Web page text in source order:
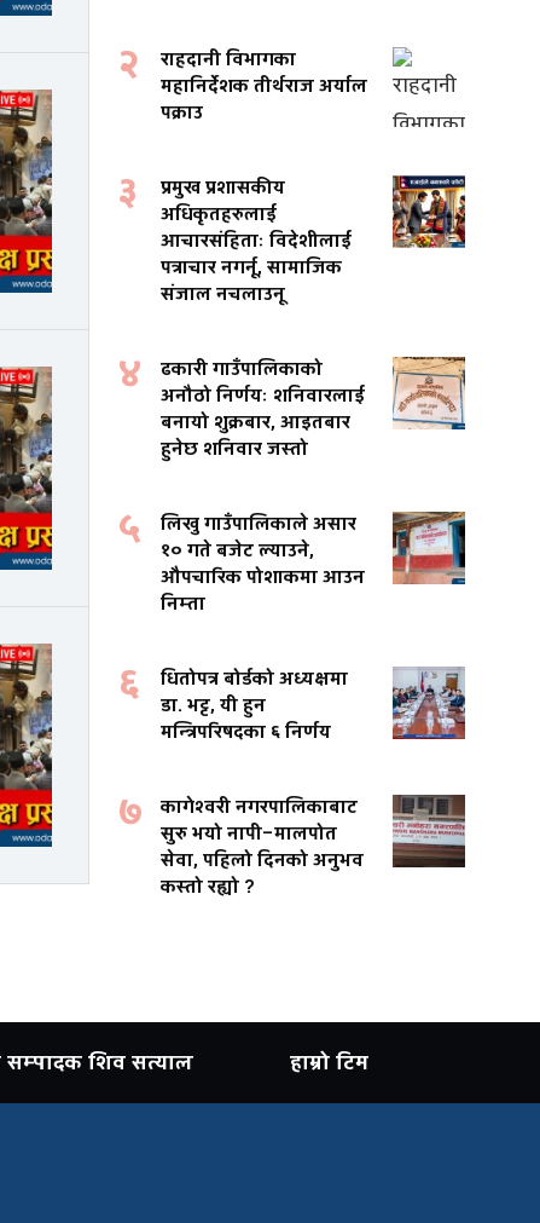
२
राहदानी विभागका
महानिर्देशक तीर्थराज अर्याल
पक्राउ
३
प्रमुख प्रशासकीय
अधिकृतहरुलाई
आचारसंहिताः विदेशीलाई
पत्राचार नगर्नू, सामाजिक
संजाल नचलाउनू
४
ढकारी गाउँपालिकाको
अनौठो निर्णयः शनिवारलाई
बनायो शुक्रबार, आइतबार
हुनेछ शनिवार जस्तो
५
लिखु गाउँपालिकाले असार
१० गते बजेट ल्याउने,
औपचारिक पोशाकमा आउन
निम्ता
६
धितोपत्र बोर्डको अध्यक्षमा
डा. भट्ट, यी हुन
मन्त्रिपरिषदका ६ निर्णय
७
कागेश्वरी नगरपालिकाबाट
सुरु भयो नापी–मालपोत
सेवा, पहिलो दिनको अनुभव
कस्तो रह्यो ?
सम्पादक शिव सत्याल हाम्रो टिम